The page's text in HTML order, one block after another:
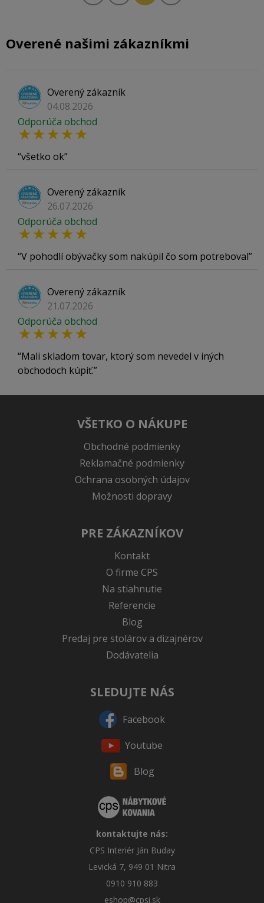
Overené našimi zákazníkmi
Overený zákazník
04.08.2026
Odporúča obchod
všetko ok
Overený zákazník
26.07.2026
Odporúča obchod
V pohodlí obývačky som nakúpil čo som potreboval
Overený zákazník
21.07.2026
Odporúča obchod
Mali skladom tovar, ktorý som nevedel v iných
obchodoch kúpiť.
VŠETKO O NÁKUPE
Obchodné podmienky
Reklamačné podmienky
Ochrana osobných údajov
Možnosti dopravy
PRE ZÁKAZNÍKOV
Kontakt
O firme CPS
Na stiahnutie
Referencie
Blog
Predaj pre stolárov a dizajnérov
Dodávatelia
SLEDUJTE NÁS
Facebook
Youtube
Blog
kontaktujte nás:
CPS Interiér Ján Buday
Levická 7, 949 01 Nitra
0910 910 883
eshop@cpsi.sk